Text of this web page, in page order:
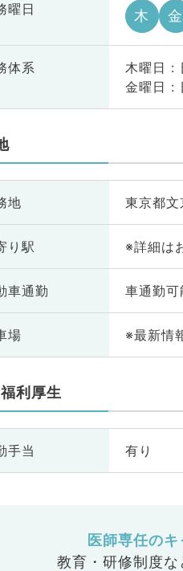
曜日 木 金
体系
木曜日 :
金曜日 :
地 東京都文
り駅 ※詳細は
車通勤 車通勤可
場 ※最新情
利厚生
手当 有り
医師専任の
教育・研修制度な